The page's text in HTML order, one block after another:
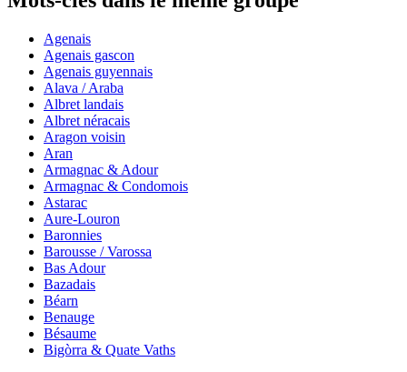
Agenais
Agenais gascon
Agenais guyennais
Alava / Araba
Albret landais
Albret néracais
Aragon voisin
Aran
Armagnac & Adour
Armagnac & Condomois
Astarac
Aure-Louron
Baronnies
Barousse / Varossa
Bas Adour
Bazadais
Béarn
Benauge
Bésaume
Bigòrra & Quate Vaths